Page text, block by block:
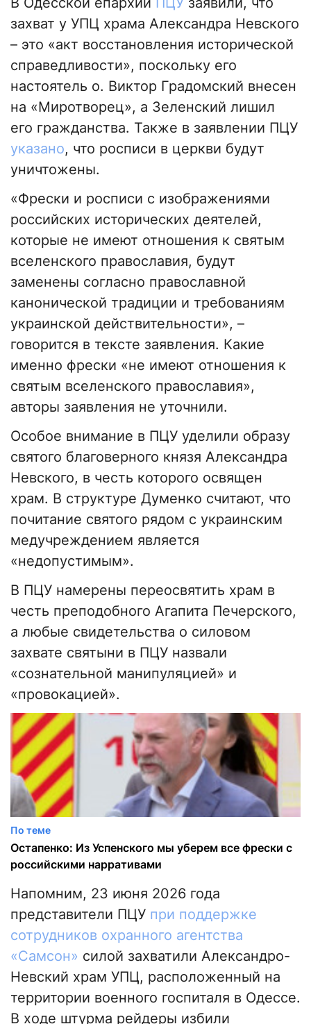
захват у УПЦ храма Александра Невского
– это «акт восстановления исторической
справедливости», поскольку его
настоятель о. Виктор Градомский внесен
на «Миротворец», а Зеленский лишил
его гражданства. Также в заявлении ПЦУ
указано, что росписи в церкви будут
уничтожены.
«Фрески и росписи с изображениями
российских исторических деятелей,
которые не имеют отношения к святым
вселенского православия, будут
заменены согласно православной
канонической традиции и требованиям
украинской действительности», –
говорится в тексте заявления. Какие
именно фрески «не имеют отношения к
святым вселенского православия»,
авторы заявления не уточнили.
Особое внимание в ПЦУ уделили образу
святого благоверного князя Александра
Невского, в честь которого освящен
храм. В структуре Думенко считают, что
почитание святого рядом с украинским
медучреждением является
«недопустимым».
В ПЦУ намерены переосвятить храм в
честь преподобного Агапита Печерского,
а любые свидетельства о силовом
захвате святыни в ПЦУ назвали
«сознательной манипуляцией» и
«провокацией».
По теме
Остапенко: Из Успенского мы уберем все фрески с
российскими нарративами
Напомним, 23 июня 2026 года
представители ПЦУ при поддержке
сотрудников охранного агентства
«Самсон» силой захватили Александро-
Невский храм УПЦ, расположенный на
территории военного госпиталя в Одессе.
В ходе штурма рейдеры избили